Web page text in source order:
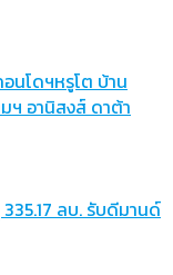
นโดฯหรูโต บ้าน
อานิสงส์ ดาต้า
335.17 ลบ. รับดีมานด์